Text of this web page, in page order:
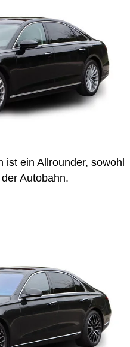
ist ein Allrounder, sowohl
Autobahn.